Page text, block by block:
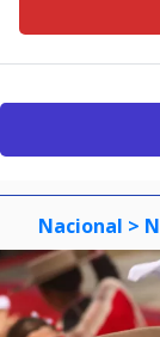
Nacional >